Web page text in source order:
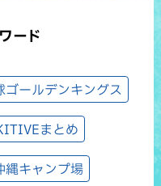
ード
ゴールデンキングス
まとめ
縄キャンプ場